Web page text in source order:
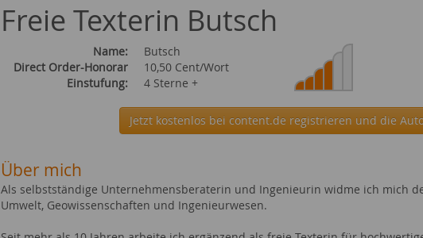
Freie Texterin Butsch
Name:
Butsch
Direct Order-Honorar
10,50 Cent/Wort
Einstufung:
4 Sterne +
Jetzt kostenlos bei content.de registrieren und die
Über mich
Als selbstständige Unternehmensberaterin und Ingenieurin widme ich mich
Umwelt, Geowissenschaften und Ingenieurwesen.